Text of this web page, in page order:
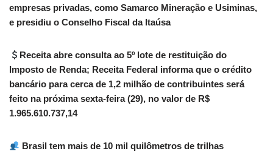
empresas privadas, como Samarco Mineração e Usiminas,
e presidiu o Conselho Fiscal da Itaúsa
Receita abre consulta ao 5º lote de restituição do
Imposto de Renda; Receita Federal informa que o crédito
bancário para cerca de 1,2 milhão de contribuintes será
feito na próxima sexta-feira (29), no valor de R$
1.965.610.737,14
Brasil tem mais de 10 mil quilômetros de trilhas